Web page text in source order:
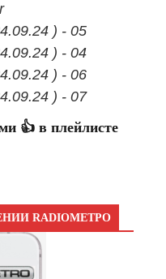
) - 05
) - 04
) - 06
) - 07
👍 в плейлисте
RADIOМЕТРО